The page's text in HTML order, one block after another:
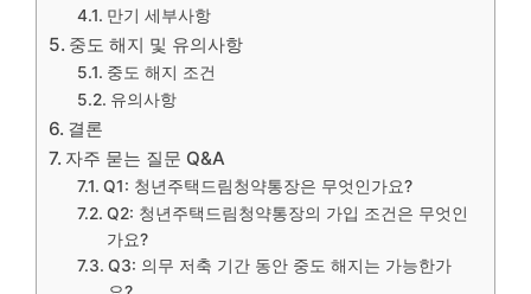
만기 세부사항
중도 해지 및 유의사항
중도 해지 조건
유의사항
결론
자주 묻는 질문 Q&A
Q1: 청년주택드림청약통장은 무엇인가요?
Q2: 청년주택드림청약통장의 가입 조건은 무엇인
가요?
Q3: 의무 저축 기간 동안 중도 해지는 가능한가